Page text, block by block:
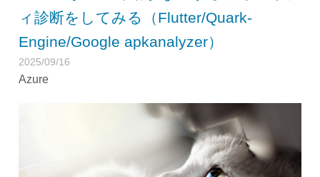
ィ診断をしてみる（Flutter/Quark-
Engine/Google apkanalyzer）
2025/09/16
Azure